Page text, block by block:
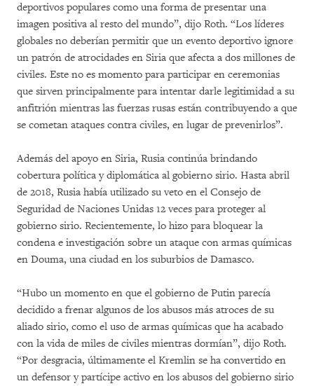
deportivos populares como una forma de presentar una
imagen positiva al resto del mundo”, dijo Roth. “Los líderes
globales no deberían permitir que un evento deportivo ignore
un patrón de atrocidades en Siria que afecta a dos millones de
civiles. Este no es momento para participar en ceremonias
que sirven principalmente para intentar darle legitimidad a su
anfitrión mientras las fuerzas rusas están contribuyendo a que
se cometan ataques contra civiles, en lugar de prevenirlos”.
Además del apoyo en Siria, Rusia continúa brindando
cobertura política y diplomática al gobierno sirio. Hasta abril
de 2018, Rusia había utilizado su veto en el Consejo de
Seguridad de Naciones Unidas 12 veces para proteger al
gobierno sirio. Recientemente, lo hizo para bloquear la
condena e investigación sobre un ataque con armas químicas
en Douma, una ciudad en los suburbios de Damasco.
“Hubo un momento en que el gobierno de Putin parecía
decidido a frenar algunos de los abusos más atroces de su
aliado sirio, como el uso de armas químicas que ha acabado
con la vida de miles de civiles mientras dormían”, dijo Roth.
“Por desgracia, últimamente el Kremlin se ha convertido en
un defensor y partícipe activo en los abusos del gobierno sirio